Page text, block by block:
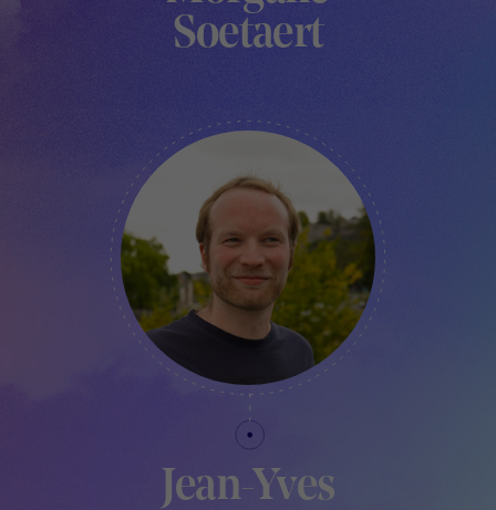
Soetaert
Jean-Yves